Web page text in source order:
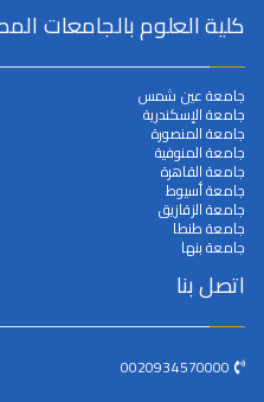
كلية العلوم بالجامعات
جامعة عين شمس
جامعة الإسكندرية
جامعة المنصورة
جامعة المنوفية
جامعة القاهرة
جامعة أسيوط
جامعة الزقازيق
جامعة طنطا
جامعة بنها
اتصل بنا